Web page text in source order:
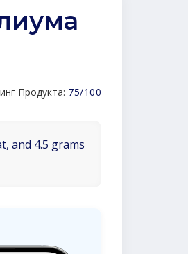
Продукта: 75/100
and 4.5 grams